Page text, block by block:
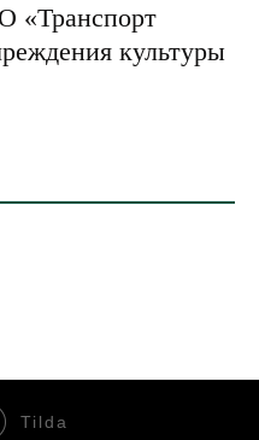
«Транспорт
культуры
Tilda